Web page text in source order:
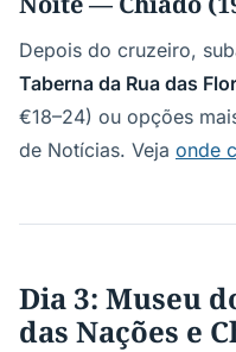
Depois do cruzeiro,
Taberna da Rua das
€18–24) ou opções
de Notícias. Veja onde
Dia 3: Museu
das Nações e